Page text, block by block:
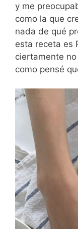
y me
como la que
nada de qué
esta receta es
ciertamente
como pensé